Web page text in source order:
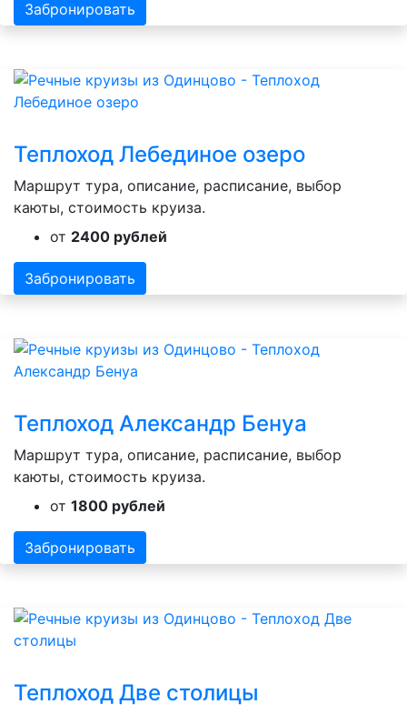
Забронировать
Теплоход Лебединое озеро
Маршрут тура, описание, расписание, выбор
каюты, стоимость круиза.
от 2400 рублей
Забронировать
Теплоход Александр Бенуа
Маршрут тура, описание, расписание, выбор
каюты, стоимость круиза.
от 1800 рублей
Забронировать
Теплоход Две столицы